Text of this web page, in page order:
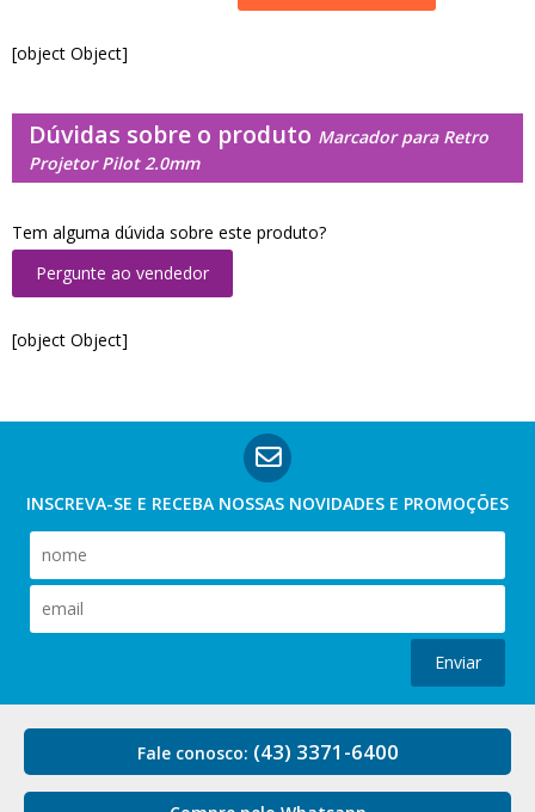
[object Object]
Dúvidas sobre o produto Marcador para Retro
Projetor Pilot 2.0mm
Tem alguma dúvida sobre este produto?
Pergunte ao vendedor
[object Object]
INSCREVA-SE E RECEBA NOSSAS NOVIDADES E PROMOÇÕES
Enviar
Fale conosco: (43) 3371-6400